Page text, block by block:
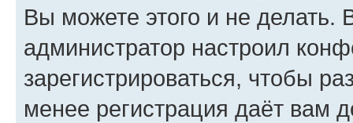
Вы можете этого и не делать.
администратор настроил
зарегистрироваться, чтобы
менее регистрация даёт вам